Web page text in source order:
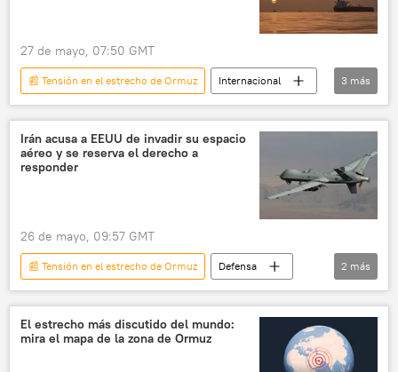
27 de mayo, 07:50 GMT
📰 Tensión en el estrecho de Ormuz
Internacional
📰 Escalada entre EEUU, Israel e Irán
Estrecho de Ormuz
inflación
3 más
Irán acusa a EEUU de invadir su espacio
aéreo y se reserva el derecho a
responder
26 de mayo, 09:57 GMT
📰 Tensión en el estrecho de Ormuz
Defensa
Irán
EEUU
2 más
El estrecho más discutido del mundo:
mira el mapa de la zona de Ormuz